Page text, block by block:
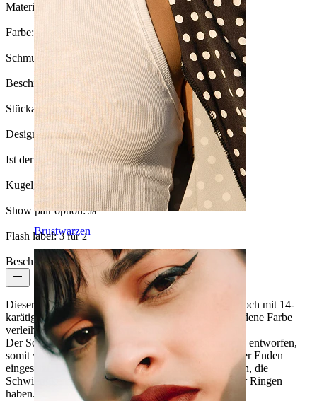
Brustwarzen
Material: Chirurgenstahl / Messing
Farbe:
Schmucksteintyp: Kubischer Zirkonia
Beschichtungsart: Ionenplattierung
Stückanzahl: 1
Design: Oval
Ist der Schmuck beschichtet?:Ja, ganzer Schmuck
Kugelgröße: 6 mm
Show pair option:Ja
Flash label:3 für 2
Beschreibung
Dieser Ring ist aus Chirurgenstahl gefertigt. Er ist jedoch mit 14-
karätigem Gold beschichtet, was ihm eine schöne goldene Farbe
verleiht und seine Exklusivität unterstreicht.
Der Schmuck wurde ohne einen Schließmechanismus entworfen,
somit wird er durch einfaches hin und her bewegen der Enden
eingesetzt. Dies ist besonders ein Vorteil für diejenigen, die
Schwierigkeiten mit den Schließmechanismen anderer Ringen
haben.